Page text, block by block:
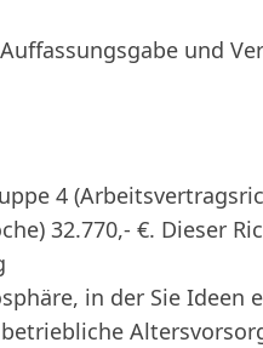
und
4
32.770,- €. Dieser
in der Sie Ideen